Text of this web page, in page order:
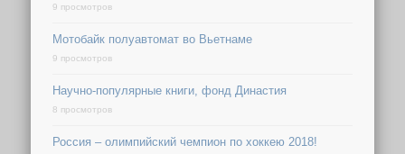
9 просмотров
Мотобайк полуавтомат во Вьетнаме
9 просмотров
Научно-популярные книги, фонд Династия
8 просмотров
Россия – олимпийский чемпион по хоккею 2018!